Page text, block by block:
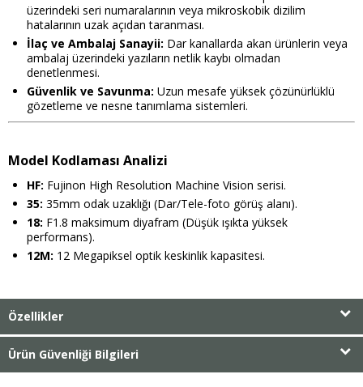
üzerindeki seri numaralarının veya mikroskobik dizilim
hatalarının uzak açıdan taranması.
İlaç ve Ambalaj Sanayii: Dar kanallarda akan ürünlerin veya
ambalaj üzerindeki yazıların netlik kaybı olmadan
denetlenmesi.
Güvenlik ve Savunma: Uzun mesafe yüksek çözünürlüklü
gözetleme ve nesne tanımlama sistemleri.
Model Kodlaması Analizi
HF: Fujinon High Resolution Machine Vision serisi.
35: 35mm odak uzaklığı (Dar/Tele-foto görüş alanı).
18: F1.8 maksimum diyafram (Düşük ışıkta yüksek
performans).
12M: 12 Megapiksel optik keskinlik kapasitesi.
Özellikler
Ürün Güvenliği Bilgileri